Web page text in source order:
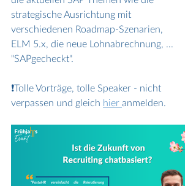
strategische Ausrichtung mit
verschiedenen Roadmap-Szenarien,
ELM 5.x, die neue Lohnabrechnung, ...
"SAPgecheckt".
❗Tolle Vorträge, tolle Speaker - nicht
verpassen und gleich hier anmelden.